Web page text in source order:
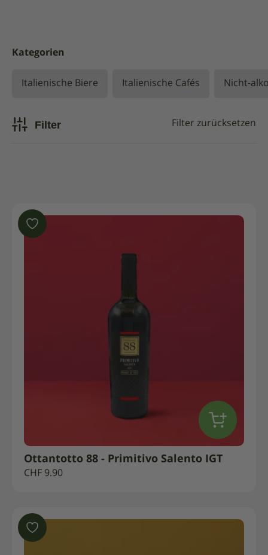
Kategorien
Italienische Biere Italienische Cafés Nicht-
Filter Filter zurücksetzen
Ottantotto 88 - Primitivo Salento IGT
CHF 9.90